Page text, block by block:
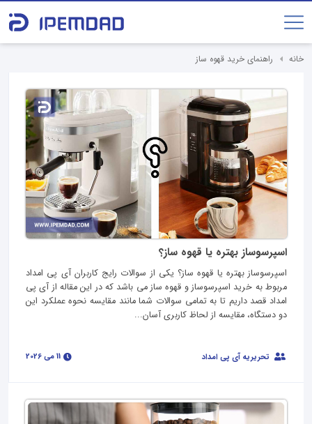
خانه راهنمای خرید قهوه ساز
اسپرسوساز بهتره یا قهوه ساز؟
اسپرسوساز بهتره یا قهوه ساز؟ یکی از سوالات رایج کاربران آی پی امداد
مربوط به خرید اسپرسوساز و قهوه ساز می باشد که در این مقاله از آی پی
امداد قصد داریم تا به تمامی سوالات شما مانند مقایسه نحوه عملکرد این
دو دستگاه، مقایسه از لحاظ کاربری آسان...
تحریریه آی پی امداد